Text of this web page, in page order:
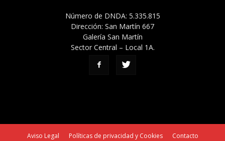
Número de DNDA: 5.335.815
Dirección: San Martín 667
Galería San Martín
Sector Central – Local 1A.
Aviso Legal Políticas de privacidad y Cookies Contacto